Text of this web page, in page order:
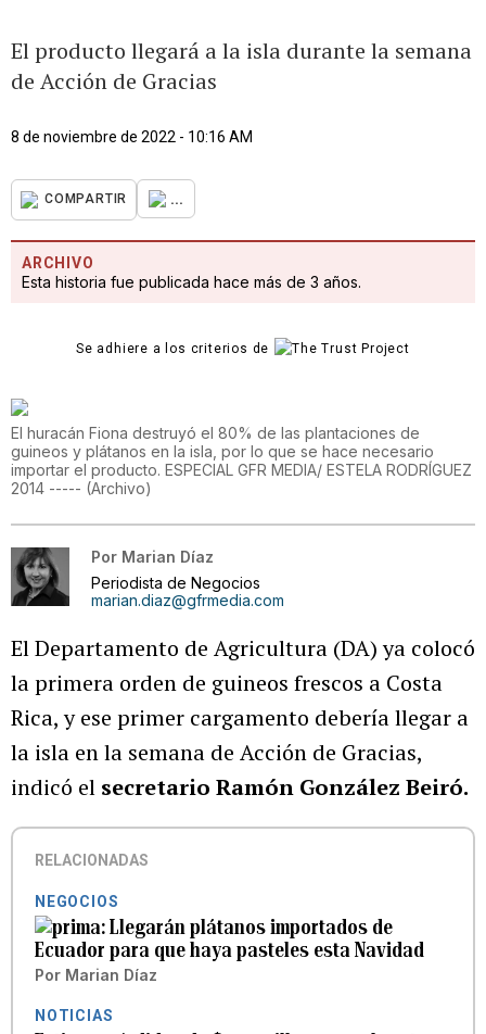
El producto llegará a la isla durante la semana
de Acción de Gracias
8 de noviembre de 2022 - 10:16 AM
COMPARTIR ...
ARCHIVO
Esta historia fue publicada hace más de 3 años.
Se adhiere a los criterios de
El huracán Fiona destruyó el 80% de las plantaciones de
guineos y plátanos en la isla, por lo que se hace necesario
importar el producto. ESPECIAL GFR MEDIA/ ESTELA RODRÍGUEZ
2014 ----- (Archivo)
Por Marian Díaz
Periodista de Negocios
marian.diaz@gfrmedia.com
El Departamento de Agricultura (DA) ya colocó
la primera orden de guineos frescos a Costa
Rica, y ese primer cargamento debería llegar a
la isla en la semana de Acción de Gracias,
indicó el secretario Ramón González Beiró.
RELACIONADAS
NEGOCIOS
Llegarán plátanos importados de
Ecuador para que haya pasteles esta Navidad
Por Marian Díaz
NOTICIAS